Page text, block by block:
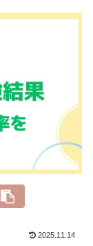
2025.11.14